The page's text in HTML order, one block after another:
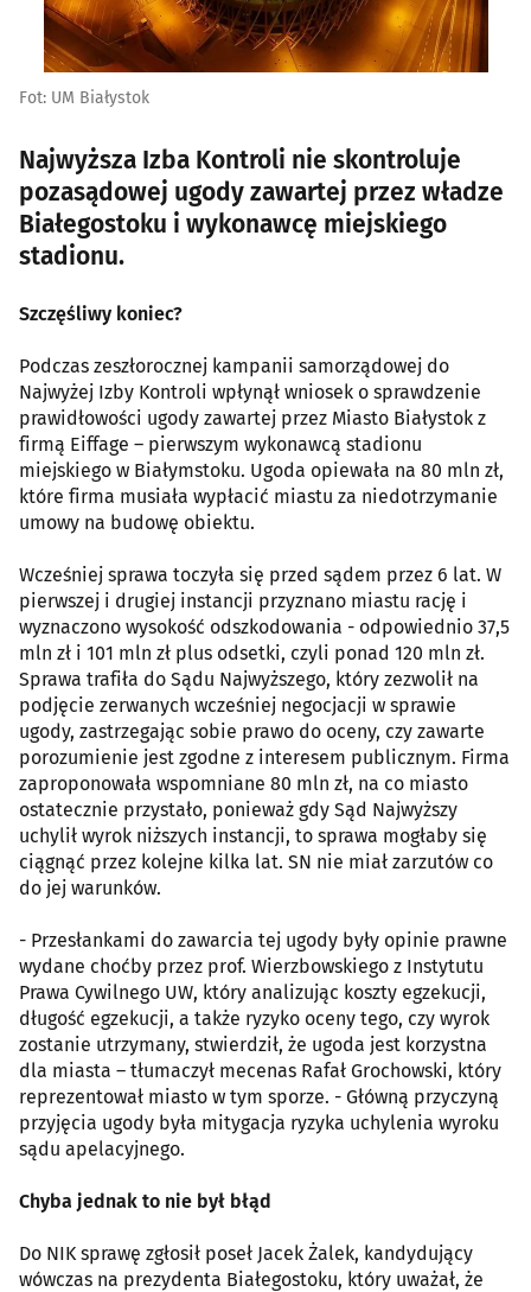
Fot: UM Białystok
Najwyższa Izba Kontroli nie skontroluje
pozasądowej ugody zawartej przez władze
Białegostoku i wykonawcę miejskiego
stadionu.
Szczęśliwy koniec?
Podczas zeszłorocznej kampanii samorządowej do
Najwyżej Izby Kontroli wpłynął wniosek o sprawdzenie
prawidłowości ugody zawartej przez Miasto Białystok z
firmą Eiffage – pierwszym wykonawcą stadionu
miejskiego w Białymstoku. Ugoda opiewała na 80 mln zł,
które firma musiała wypłacić miastu za niedotrzymanie
umowy na budowę obiektu.
Wcześniej sprawa toczyła się przed sądem przez 6 lat. W
pierwszej i drugiej instancji przyznano miastu rację i
wyznaczono wysokość odszkodowania - odpowiednio 37,5
mln zł i 101 mln zł plus odsetki, czyli ponad 120 mln zł.
Sprawa trafiła do Sądu Najwyższego, który zezwolił na
podjęcie zerwanych wcześniej negocjacji w sprawie
ugody, zastrzegając sobie prawo do oceny, czy zawarte
porozumienie jest zgodne z interesem publicznym. Firma
zaproponowała wspomniane 80 mln zł, na co miasto
ostatecznie przystało, ponieważ gdy Sąd Najwyższy
uchylił wyrok niższych instancji, to sprawa mogłaby się
ciągnąć przez kolejne kilka lat. SN nie miał zarzutów co
do jej warunków.
- Przesłankami do zawarcia tej ugody były opinie prawne
wydane choćby przez prof. Wierzbowskiego z Instytutu
Prawa Cywilnego UW, który analizując koszty egzekucji,
długość egzekucji, a także ryzyko oceny tego, czy wyrok
zostanie utrzymany, stwierdził, że ugoda jest korzystna
dla miasta – tłumaczył mecenas Rafał Grochowski, który
reprezentował miasto w tym sporze. - Główną przyczyną
przyjęcia ugody była mitygacja ryzyka uchylenia wyroku
sądu apelacyjnego.
Chyba jednak to nie był błąd
Do NIK sprawę zgłosił poseł Jacek Żalek, kandydujący
wówczas na prezydenta Białegostoku, który uważał, że